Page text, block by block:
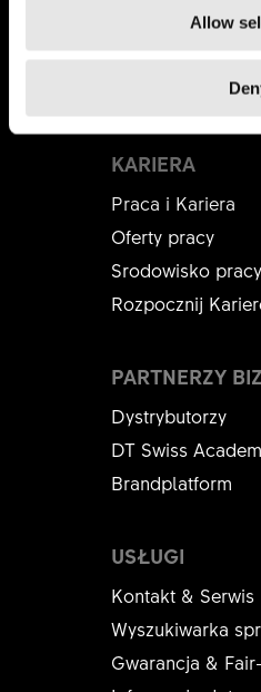
Allow
Podmioty Zależne
Podrabiane
KARIERA
Praca i Kariera
Oferty pracy
Srodowisko pracy
Rozpocznij
USŁUGI
Kontakt & Serwis
Wyszukiwarka
Gwarancja &
PARTNERZY
Dystrybutorzy
DT Swiss
Brandplatform